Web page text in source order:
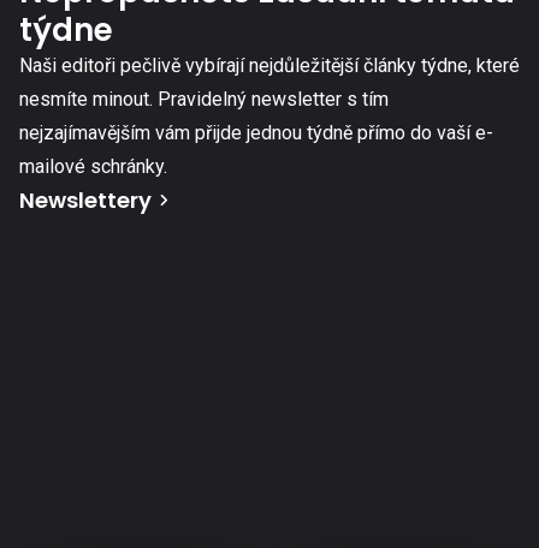
týdne
Naši editoři pečlivě vybírají nejdůležitější články týdne, které
nesmíte minout. Pravidelný newsletter s tím
nejzajímavějším vám přijde jednou týdně přímo do vaší e-
mailové schránky.
Newslettery